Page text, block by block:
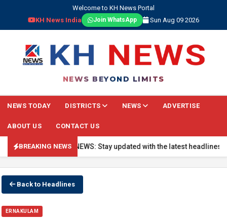
Welcome to KH News Portal
KH News India
Join WhatsApp Sun Aug 09 2026
NEWS BEYOND LIMITS
NEWS TODAY DISTRICTS NEWS ADVERTISE
ABOUT US CONTACT US
BREAKING NEWS
🔴 BREAKING NEWS: Stay updated with the latest headlines,
Back to Headlines
ERNAKULAM